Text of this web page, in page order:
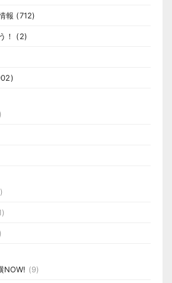
報 (712)
！ (2)
NOW! (9)